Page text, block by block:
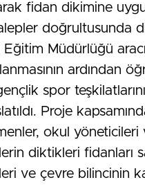
fidan dikimine
doğrultusunda
Müdürlüğü
ardından
spor
Proje
okul yöneticileri
diktikleri fidanları
ve çevre bilincinin